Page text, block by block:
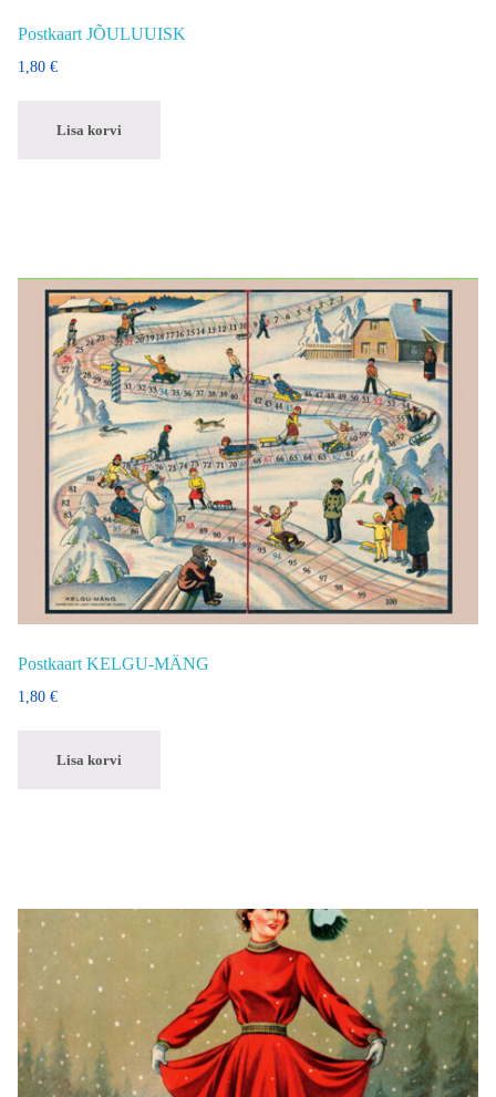
Postkaart JÕULUUISK
1,80 €
Lisa korvi
Postkaart KELGU-MÄNG
1,80 €
Lisa korvi